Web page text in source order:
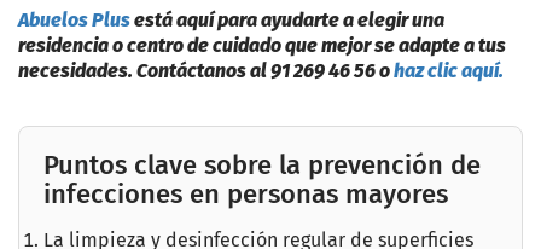
Abuelos Plusestá aquí para ayudarte a elegir una
residencia o centro de cuidado que mejor se adapte a tus
necesidades. Contáctanos al 91 269 46 56 ohaz clic aquí.
Puntos clave sobre la prevención de
infecciones en personas mayores
La limpieza y desinfección regular de superficies